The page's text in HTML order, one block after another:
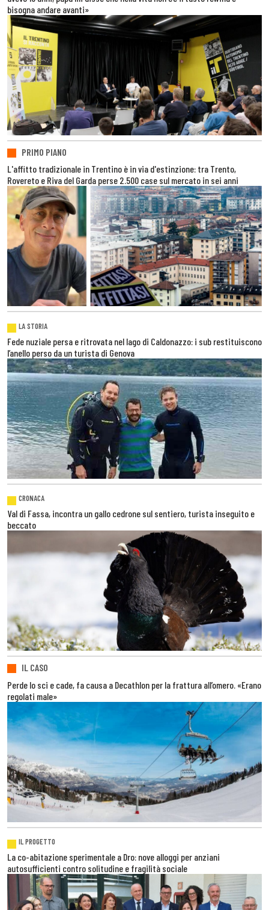
bisogna andare avanti»
PRIMO PIANO
L'affitto tradizionale in Trentino è in via d'estinzione: tra Trento,
Rovereto e Riva del Garda perse 2.500 case sul mercato in sei anni
LA STORIA
Fede nuziale persa e ritrovata nel lago di Caldonazzo: i sub restituiscono
l’anello perso da un turista di Genova
CRONACA
Val di Fassa, incontra un gallo cedrone sul sentiero, turista inseguito e
beccato
IL CASO
Perde lo sci e cade, fa causa a Decathlon per la frattura all’omero. «Erano
regolati male»
IL PROGETTO
La co-abitazione sperimentale a Dro: nove alloggi per anziani
autosufficienti contro solitudine e fragilità sociale